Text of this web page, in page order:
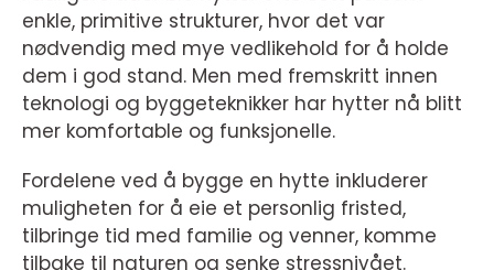
enkle, primitive strukturer, hvor det var
nødvendig med mye vedlikehold for å holde
dem i god stand. Men med fremskritt innen
teknologi og byggeteknikker har hytter nå blitt
mer komfortable og funksjonelle.
Fordelene ved å bygge en hytte inkluderer
muligheten for å eie et personlig fristed,
tilbringe tid med familie og venner, komme
tilbake til naturen og senke stressnivået.